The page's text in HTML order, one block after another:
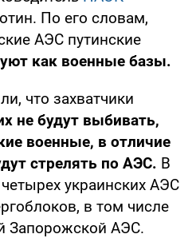
По его словам,
АЭС путинские
как военные базы.
что захватчики
не будут выбивать,
военные, в отличие
стрелять по АЭС. В
украинских АЭС
в том числе
Запорожской АЭС.